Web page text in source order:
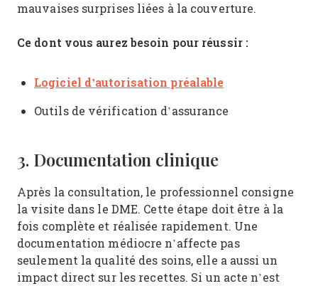
mauvaises surprises liées à la couverture.
Ce dont vous aurez besoin pour réussir :
Logiciel d’autorisation préalable
Outils de vérification d’assurance
3. Documentation clinique
Après la consultation, le professionnel consigne
la visite dans le DME. Cette étape doit être à la
fois complète et réalisée rapidement. Une
documentation médiocre n’affecte pas
seulement la qualité des soins, elle a aussi un
impact direct sur les recettes. Si un acte n’est